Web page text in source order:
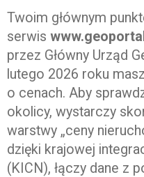
Twoim głównym
serwis
przez Główny Urząd
lutego 2026 roku
o cenach. Aby
okolicy, wystarczy
warstwy „ceny
dzięki krajowej
(KICN), łączy dane z